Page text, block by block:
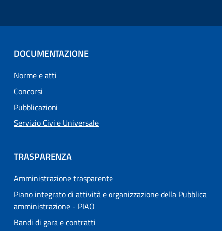
DOCUMENTAZIONE
Norme e atti
Concorsi
Pubblicazioni
Servizio Civile Universale
TRASPARENZA
Amministrazione trasparente
Piano integrato di attività e organizzazione della Pubblica
amministrazione - PIAO
Bandi di gara e contratti